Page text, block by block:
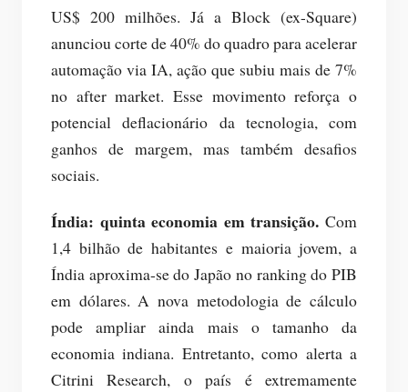
US$ 200 milhões. Já a Block (ex-Square)
anunciou corte de 40% do quadro para acelerar
automação via IA, ação que subiu mais de 7%
no after market. Esse movimento reforça o
potencial deflacionário da tecnologia, com
ganhos de margem, mas também desafios
sociais.
Índia: quinta economia em transição. Com
1,4 bilhão de habitantes e maioria jovem, a
Índia aproxima-se do Japão no ranking do PIB
em dólares. A nova metodologia de cálculo
pode ampliar ainda mais o tamanho da
economia indiana. Entretanto, como alerta a
Citrini Research, o país é extremamente